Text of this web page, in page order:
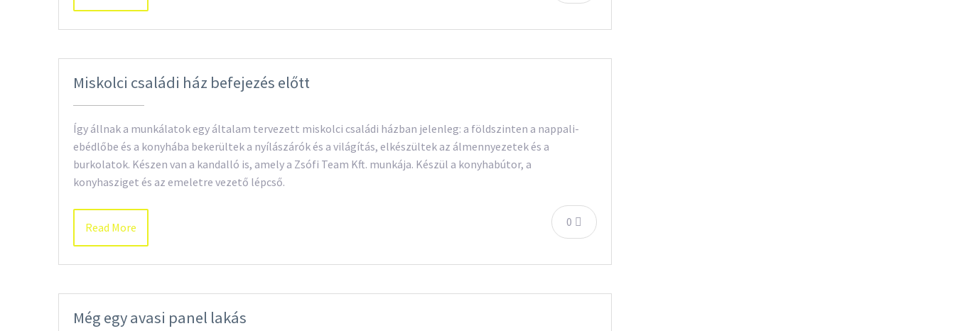
Miskolci családi ház befejezés előtt
Így állnak a munkálatok egy általam tervezett miskolci családi házban jelenleg: a földszinten a nappali-
ebédlőbe és a konyhába bekerültek a nyílászárók és a világítás, elkészültek az álmennyezetek és a
burkolatok. Készen van a kandalló is, amely a Zsófi Team Kft. munkája. Készül a konyhabútor, a
konyhasziget és az emeletre vezető lépcső.
0
Read More
Még egy avasi panel lakás